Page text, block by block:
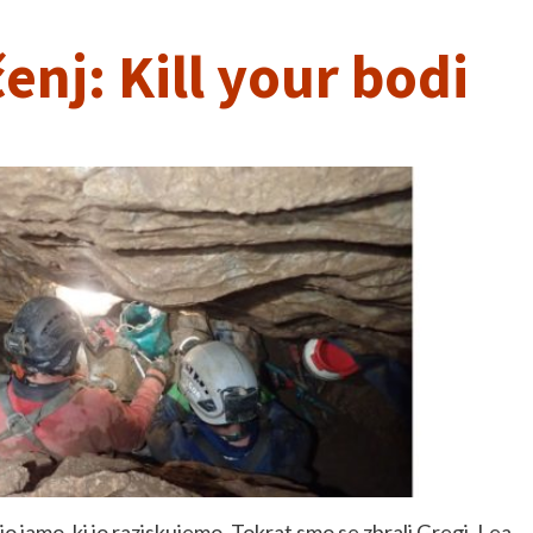
Kill your bodi